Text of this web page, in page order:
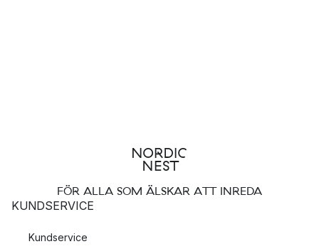
FÖR ALLA SOM ÄLSKAR ATT INREDA
KUNDSERVICE
Kundservice